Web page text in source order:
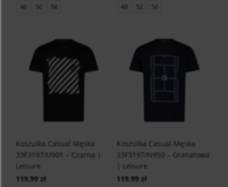
46 50 58 46 52 56
Koszulka Casual Męska
33F3197/U901 – Czarna |
Leisure
119,99 zł
Koszulka Casual Męska
33F3197/N950 – Granatowa
| Leisure
119,99 zł